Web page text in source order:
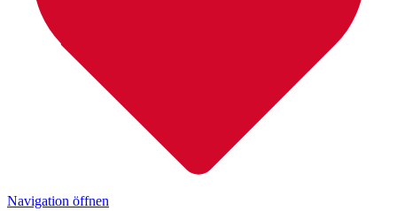
Navigation öffnen